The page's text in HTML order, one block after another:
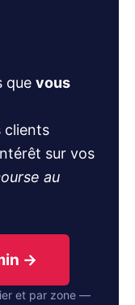
que vous
clients
sur vos
au
→
et par zone —